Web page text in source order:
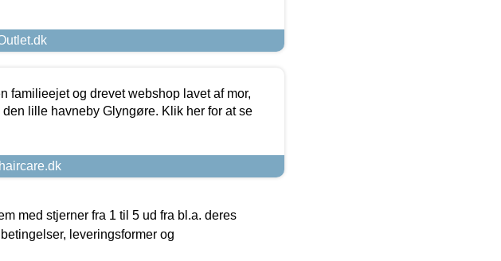
familieejet og drevet webshop lavet af mor,
lille havneby Glyngøre. Klik her for at se
med stjerner fra 1 til 5 ud fra bl.a. deres
leveringsformer og